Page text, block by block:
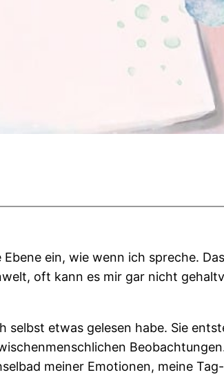
ein, wie wenn ich spreche.
oft kann es mir gar nicht
selbst etwas gelesen habe. Sie
meiner Emotionen, meine